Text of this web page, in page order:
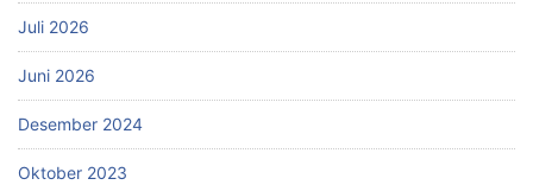
Juli 2026
Juni 2026
Desember 2024
Oktober 2023